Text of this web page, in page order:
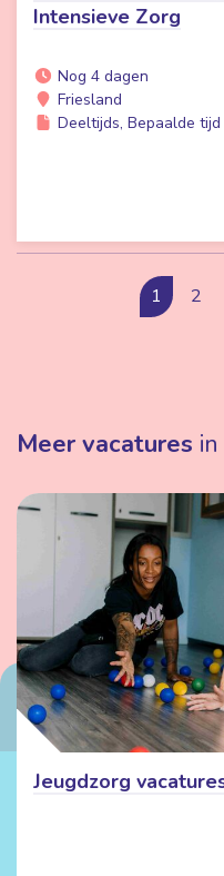
Intensieve Zorg
Nog 4 dagen
Friesland
Deeltijds, Bepaalde tijd
1 2
Meer vacatures
Jeugdzorg